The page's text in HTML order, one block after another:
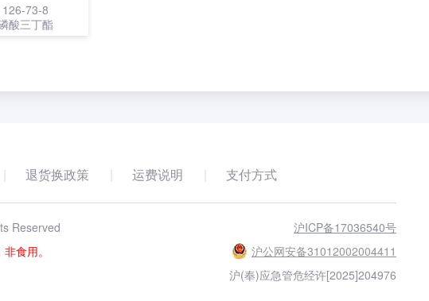
126-73-8
酸三丁酯
退货换政策 运费说明 支付方式
Reserved
沪ICP备17036540号
食用。
沪公网安备31012002004411
沪(奉)应急管危经许[2025]204976